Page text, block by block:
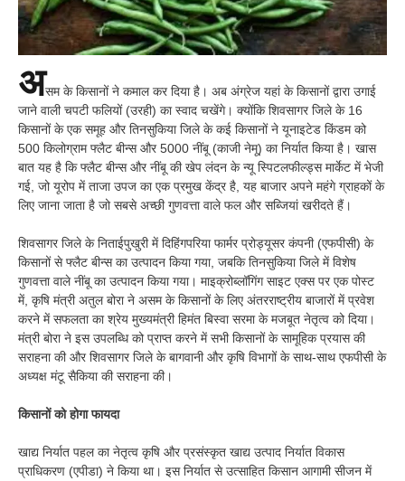
असम के किसानों ने कमाल कर दिया है। अब अंग्रेज यहां के किसानों द्वारा उगाई
जाने वाली चपटी फलियों (उरही) का स्वाद चखेंगे। क्योंकि शिवसागर जिले के 16
किसानों के एक समूह और तिनसुकिया जिले के कई किसानों ने यूनाइटेड किंडम को
500 किलोग्राम फ्लैट बीन्स और 5000 नींबू (काजी नेमू) का निर्यात किया है। खास
बात यह है कि फ्लैट बीन्स और नींबू की खेप लंदन के न्यू स्पिटलफील्ड्स मार्केट में भेजी
गई, जो यूरोप में ताजा उपज का एक प्रमुख केंद्र है, यह बाजार अपने महंगे ग्राहकों के
लिए जाना जाता है जो सबसे अच्छी गुणवत्ता वाले फल और सब्जियां खरीदते हैं।
शिवसागर जिले के निताईपुखुरी में दिहिंगपरिया फार्मर प्रोड्यूसर कंपनी (एफपीसी) के
किसानों से फ्लैट बीन्स का उत्पादन किया गया, जबकि तिनसुकिया जिले में विशेष
गुणवत्ता वाले नींबू का उत्पादन किया गया। माइक्रोब्लॉगिंग साइट एक्स पर एक पोस्ट
में, कृषि मंत्री अतुल बोरा ने असम के किसानों के लिए अंतरराष्ट्रीय बाजारों में प्रवेश
करने में सफलता का श्रेय मुख्यमंत्री हिमंत बिस्वा सरमा के मजबूत नेतृत्व को दिया।
मंत्री बोरा ने इस उपलब्धि को प्राप्त करने में सभी किसानों के सामूहिक प्रयास की
सराहना की और शिवसागर जिले के बागवानी और कृषि विभागों के साथ-साथ एफपीसी के
अध्यक्ष मंटू सैकिया की सराहना की।
किसानों को होगा फायदा
खाद्य निर्यात पहल का नेतृत्व कृषि और प्रसंस्कृत खाद्य उत्पाद निर्यात विकास
प्राधिकरण (एपीडा) ने किया था। इस निर्यात से उत्साहित किसान आगामी सीजन में